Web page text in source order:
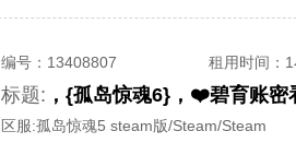
编号： 13408807 租用时间 ：
标题: ，{孤岛惊魂6}，❤️碧育账
区服:孤岛惊魂5 steam版/Steam/Steam